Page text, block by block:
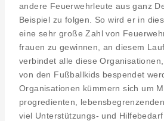
andere Feuerwehrleute aus ganz
Beispiel zu folgen. So wird er in
eine sehr große Zahl von
frauen zu gewinnen, an diesem
verbindet alle diese
von den Fußballkids bespendet
Organisationen kümmern sich um
progredienten,
viel Unterstützungs- und Hilfebedarf